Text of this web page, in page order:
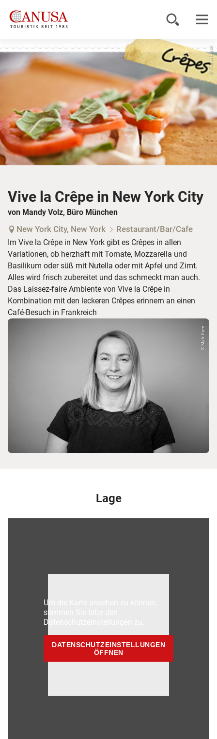
Reiseziele
Reisearten
Inspiration
Service
© Vive la Crepe
Vive la Crêpe in New York City
von Mandy Volz, Büro München
New York City, New York Restaurant/Bar/Cafe
Im Vive la Crêpe in New York gibt es Crêpes in allen
Variationen, ob herzhaft mit Tomate, Mozzarella und
Basilikum oder süß mit Nutella oder mit Apfel und Zimt.
Alles wird frisch zubereitet und das schmeckt man auch.
Das Laissez-faire Ambiente von Vive la Crêpe in
Kombination mit den leckeren Crêpes erinnern an einen
Café-Besuch in Frankreich
© Maik Kern
Lage
Um die Karte ansehen zu können,
stimmen Sie bitte den
Datenschutzeinstellungen zu.
DATENSCHUTZEINSTELLUNGEN
ÖFFNEN